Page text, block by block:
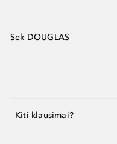
Sek DOUGLAS
Kiti klausimai?